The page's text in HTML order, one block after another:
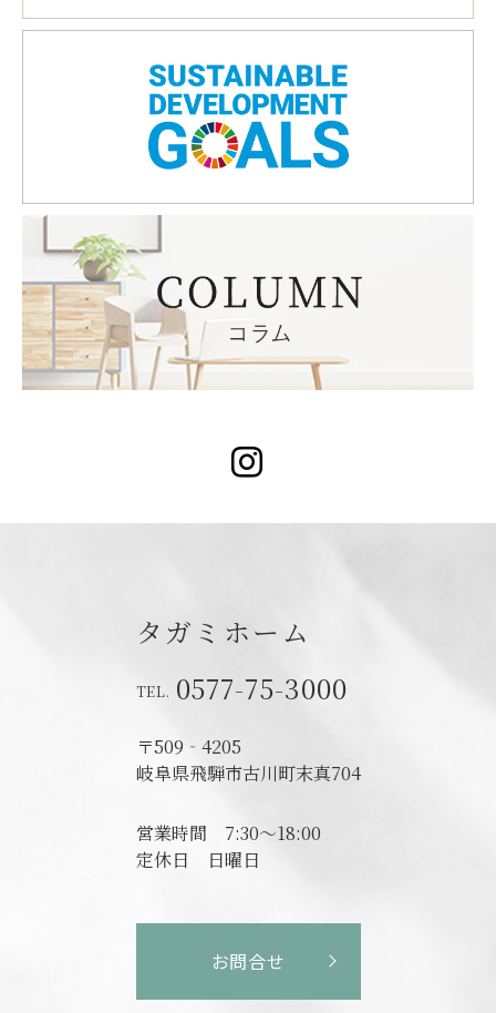
タガミホーム
0577-75-3000
〒509‐4205
岐阜県飛騨市古川町末真704
営業時間 7:30～18:00
定休日
日曜日
お問合せ